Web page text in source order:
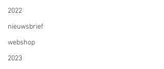
2022
nieuwsbrief
webshop
2023